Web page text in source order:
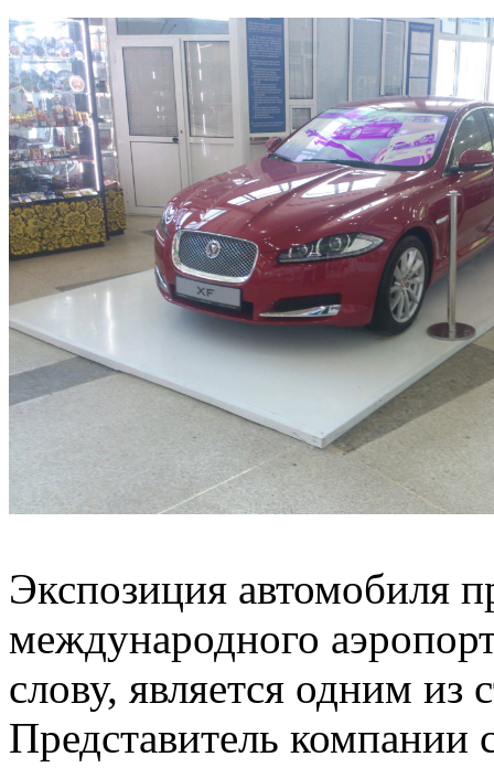
Экспозиция автомобиля
международного
слову, является одним из
Представитель компании